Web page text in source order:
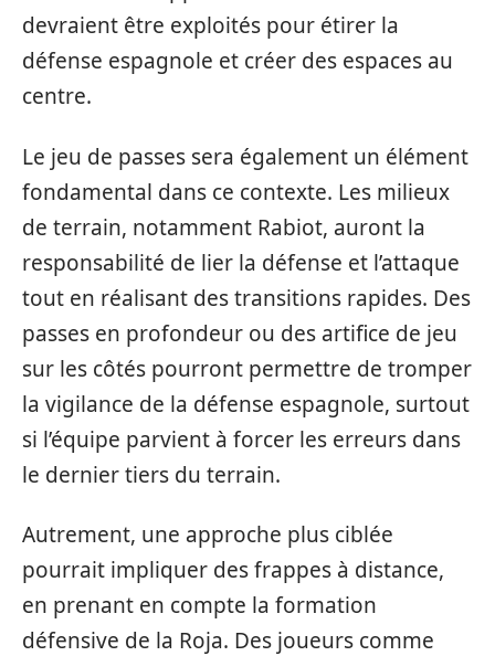
devraient être exploités pour étirer la
défense espagnole et créer des espaces au
centre.
Le jeu de passes sera également un élément
fondamental dans ce contexte. Les milieux
de terrain, notamment Rabiot, auront la
responsabilité de lier la défense et l’attaque
tout en réalisant des transitions rapides. Des
passes en profondeur ou des artifice de jeu
sur les côtés pourront permettre de tromper
la vigilance de la défense espagnole, surtout
si l’équipe parvient à forcer les erreurs dans
le dernier tiers du terrain.
Autrement, une approche plus ciblée
pourrait impliquer des frappes à distance,
en prenant en compte la formation
défensive de la Roja. Des joueurs comme